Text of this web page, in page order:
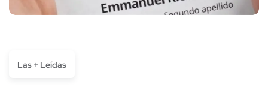
Las + Leídas